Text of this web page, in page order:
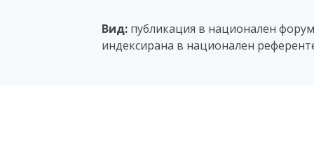
Вид: публикация в национален
индексирана в национален